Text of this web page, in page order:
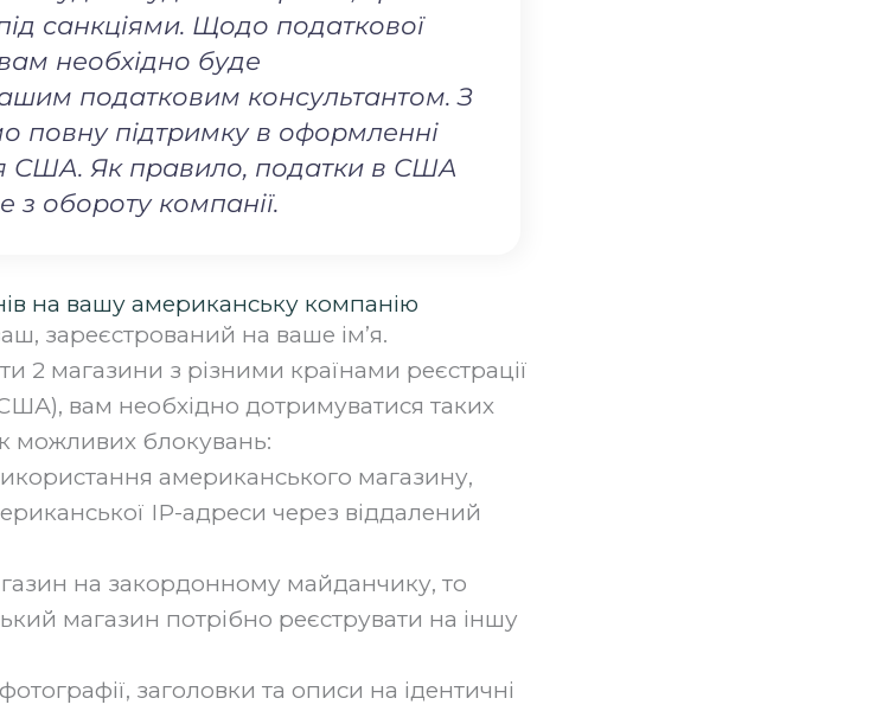
санкціями. Щодо податкової
вам необхідно буде
податковим консультантом. З
повну підтримку в оформленні
США. Як правило, податки в США
з обороту компанії.
на вашу американську компанію
зареєстрований на ваше ім’я.
2 магазини з різними країнами реєстрації
вам необхідно дотримуватися таких
можливих блокувань:‍
американського магазину,
ІР-адреси через віддалений
на закордонному майданчику, то
магазин потрібно реєструвати на іншу
заголовки та описи на ідентичні